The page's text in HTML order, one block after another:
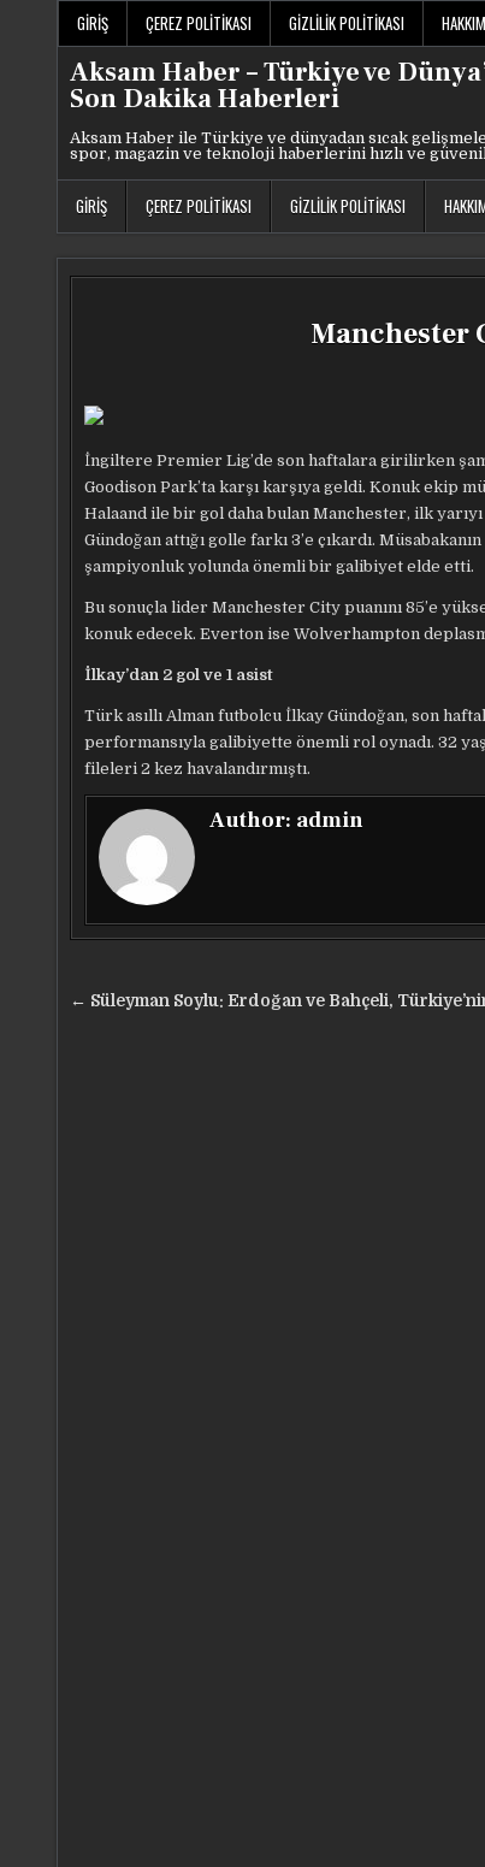
GIRIŞ ÇEREZ POLITIKASI GIZLILIK POLITIKASI
Aksam Haber – Türkiye ve
Son Dakika Haberleri
Aksam Haber ile Türkiye ve dünyadan sıcak
spor, magazin ve teknoloji haberlerini hızlı ve
GIRIŞ ÇEREZ POLITIKASI GIZLILIK POLITIKASI
Manchester
İngiltere Premier Lig’de son haftalara girilirken
Goodison Park’ta karşı karşıya geldi. Konuk ekip
Halaand ile bir gol daha bulan Manchester, ilk
Gündoğan attığı golle farkı 3’e çıkardı.
şampiyonluk yolunda önemli bir galibiyet elde etti.
Bu sonuçla lider Manchester City puanını 85’e
konuk edecek. Everton ise Wolverhampton
İlkay’dan 2 gol ve 1 asist
Türk asıllı Alman futbolcu İlkay Gündoğan, son
performansıyla galibiyette önemli rol oynadı. 32
fileleri 2 kez havalandırmıştı.
Author: admin
Yazı
← Süleyman Soylu: Erdoğan ve Bahçeli,